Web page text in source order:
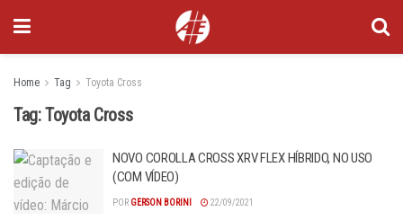
Home Tag Toyota Cross
Tag:Toyota Cross
NOVO COROLLA CROSS XRV FLEX HÍBRIDO, NO USO
(COM VÍDEO)
POR GERSON BORINI 22/09/2021